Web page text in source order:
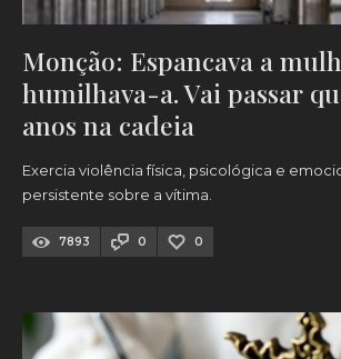
Monção: Espancava a
humilhava-a. Vai passar
anos na cadeia
Exercia violência física, psicológica e
persistente sobre a vítima.
7893 0 0